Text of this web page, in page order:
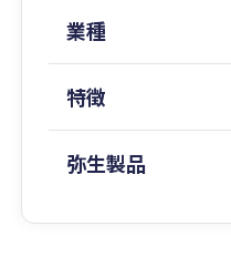
業種
特徴
弥生製品